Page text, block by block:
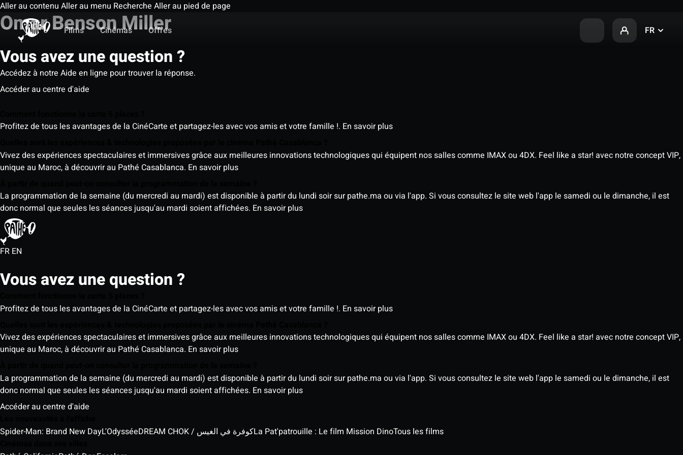
Aller au contenu Aller au menu Recherche Aller au pied de page
Films
Cinémas Offres FR
Omar Benson Miller
Vous avez une question ?
Accédez à notre Aide en ligne pour trouver la réponse.
Accéder au centre d'aide
Profitez de tous les avantages de la CinéCarte et partagez-les avec vos amis et votre famille !. En savoir plus
Vivez des expériences spectaculaires et immersives grâce aux meilleures innovations technologiques qui équipent nos salles comme IMAX ou 4DX. Feel like a star! avec notre concept VIP,
unique au Maroc, à découvrir au Pathé Casablanca. En savoir plus
La programmation de la semaine (du mercredi au mardi) est disponible à partir du lundi soir sur pathe.ma ou via l'app. Si vous consultez le site web l'app le samedi ou le dimanche, il est
donc normal que seules les séances jusqu'au mardi soient affichées. En savoir plus
FR EN
Vous avez une question ?
Profitez de tous les avantages de la CinéCarte et partagez-les avec vos amis et votre famille !. En savoir plus
Vivez des expériences spectaculaires et immersives grâce aux meilleures innovations technologiques qui équipent nos salles comme IMAX ou 4DX. Feel like a star! avec notre concept VIP,
unique au Maroc, à découvrir au Pathé Casablanca. En savoir plus
La programmation de la semaine (du mercredi au mardi) est disponible à partir du lundi soir sur pathe.ma ou via l'app. Si vous consultez le site web l'app le samedi ou le dimanche, il est
donc normal que seules les séances jusqu'au mardi soient affichées. En savoir plus
Accéder au centre d'aide
Spider-Man: Brand New DayL'Odyssée DREAM CHOK / كوفرة في الغيسLa Pat'patrouille : Le film Mission DinoTous les films